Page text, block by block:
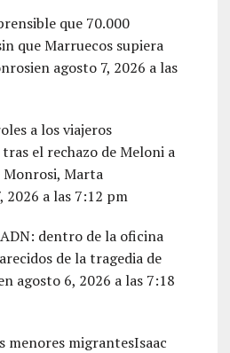
que 70.000
que Marruecos supiera
agosto 7, 2026 a las
a los viajeros
el rechazo de Meloni a
Monrosi, Marta
2026 a las 7:12 pm
dentro de la oficina
de la tragedia de
agosto 6, 2026 a las 7:18
menores migrantesIsaac